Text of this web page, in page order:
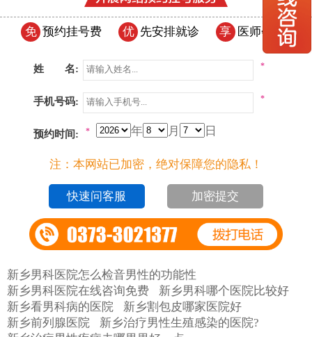
免 预约挂号费 优 先安排就诊 享 医师会诊
姓 名: *
手机号码: *
预约时间: 年 月 日
*
注：本网站已加密，绝对保障您的隐私！
加密提交
新乡男科医院怎么检音男性的功能性
新乡男科医院在线咨询免费
新乡男科哪个医院比较好
新乡看男科病的医院
新乡割包皮哪家医院好
新乡前列腺医院
新乡治疗男性生殖感染的医院?